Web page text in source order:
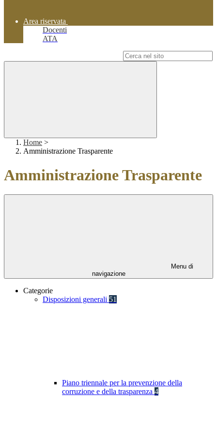
Area riservata
Docenti
ATA
Home >
Amministrazione Trasparente
Amministrazione Trasparente
Menu di
navigazione
Categorie
Disposizioni generali 51
Piano triennale per la prevenzione della
corruzione e della trasparenza 4